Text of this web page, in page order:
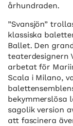
århundraden.
”Svansjön”
klassiska
Ballet. Den
teaterdesignern
arbetat för
Scala i Milano,
bekymmerslösa
sagolik version
att fascinera